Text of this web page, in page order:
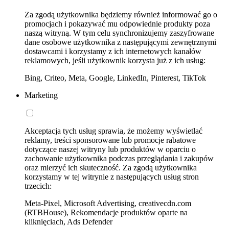
Za zgodą użytkownika będziemy również informować go o
promocjach i pokazywać mu odpowiednie produkty poza
naszą witryną. W tym celu synchronizujemy zaszyfrowane
dane osobowe użytkownika z następującymi zewnętrznymi
dostawcami i korzystamy z ich internetowych kanałów
reklamowych, jeśli użytkownik korzysta już z ich usług:
Bing, Criteo, Meta, Google, LinkedIn, Pinterest, TikTok
Marketing
Akceptacja tych usług sprawia, że możemy wyświetlać
reklamy, treści sponsorowane lub promocje rabatowe
dotyczące naszej witryny lub produktów w oparciu o
zachowanie użytkownika podczas przeglądania i zakupów
oraz mierzyć ich skuteczność. Za zgodą użytkownika
korzystamy w tej witrynie z następujących usług stron
trzecich:
Meta-Pixel, Microsoft Advertising, creativecdn.com
(RTBHouse), Rekomendacje produktów oparte na
kliknięciach, Ads Defender